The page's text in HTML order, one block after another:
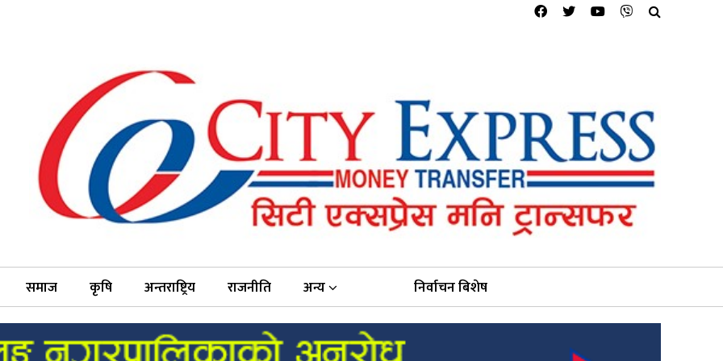
समाज कृषि अन्तराष्ट्रिय राजनीति अन्य निर्वाचन बिशेष